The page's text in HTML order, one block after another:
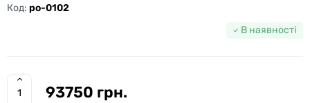
Код: po-0102
В наявності
93750 грн.